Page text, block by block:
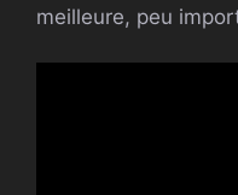
meilleure, peu